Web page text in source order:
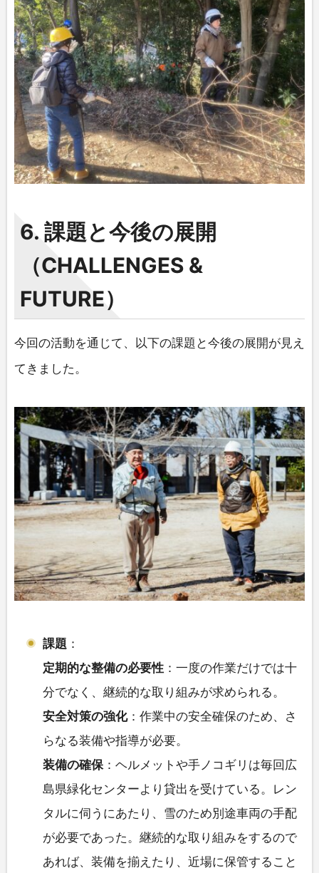
6. 課題と今後の展開
（CHALLENGES &
FUTURE）
今回の活動を通じて、以下の課題と今後の展開が見え
てきました。
課題 ：
定期的な整備の必要性 ：一度の作業だけでは十
分でなく、継続的な取り組みが求められる。
安全対策の強化：作業中の安全確保のため、さ
らなる装備や指導が必要。
装備の確保：ヘルメットや手ノコギリは毎回広
島県緑化センターより貸出を受けている。レン
タルに伺うにあたり、雪のため別途車両の手配
が必要であった。継続的な取り組みをするので
あれば、装備を揃えたり、近場に保管すること